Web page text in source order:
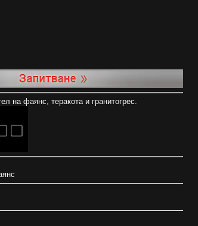
на фаянс, теракота и гранитогрес.